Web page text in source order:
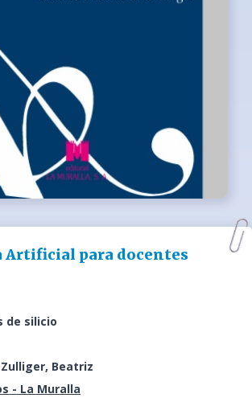
para docentes
de silicio
Beatriz
- La Muralla